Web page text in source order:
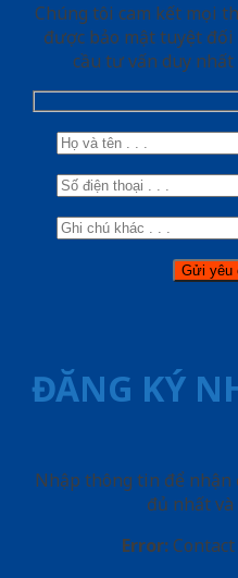
Chúng tôi cam kết mọi
được bảo mật tuyệt
cầu tư vấn duy nhất
ĐĂNG KÝ
Nhập thông tin để nhận
đủ nhất
Error: